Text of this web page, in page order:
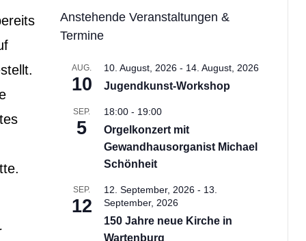
Anstehende Veranstaltungen &
Termine
AUG.
10
10. August, 2026- 14. August, 2026
Jugendkunst-Workshop
SEP.
5
18:00- 19:00
Orgelkonzert mit
Gewandhausorganist Michael
Schönheit
SEP.
12
12. September, 2026- 13.
September, 2026
150 Jahre neue Kirche in
Wartenburg